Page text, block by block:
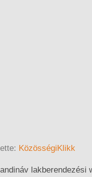
KözösségiKlikk
lakberendezési